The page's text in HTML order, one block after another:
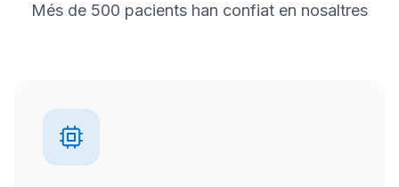
Més de 500 pacients han confiat en nosaltres